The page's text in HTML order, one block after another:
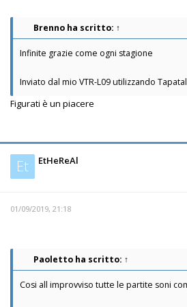
Brenno ha scritto: ↑
Infinite grazie come ogni stagione
Inviato dal mio VTR-L09 utilizzando
Figurati è un piacere
Et EtHeReAl
01/09/2019, 21:18
Paoletto ha scritto: ↑
Cosi all improvviso tutte le partite soni